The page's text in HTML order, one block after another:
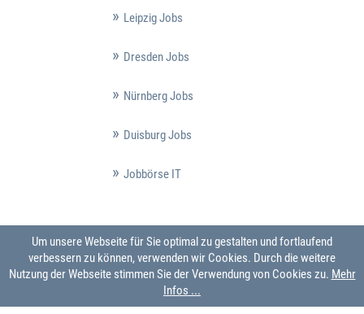
Leipzig Jobs
Dresden Jobs
Nürnberg Jobs
Duisburg Jobs
Jobbörse IT
Um unsere Webseite für Sie optimal zu gestalten und fortlaufend
verbessern zu können, verwenden wir Cookies. Durch die weitere
Nutzung der Webseite stimmen Sie der Verwendung von Cookies zu. Mehr
Infos ...